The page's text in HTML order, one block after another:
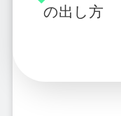
の出し方